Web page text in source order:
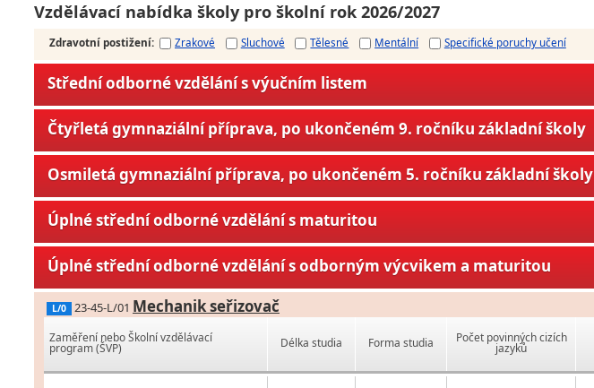
Vzdělávací nabídka školy pro školní rok 2026/2027
Zdravotní postižení: Zrakové Sluchové Tělesné Mentální Specifické poruchy učení
Střední odborné vzdělání s výučním listem
Čtyřletá gymnaziální příprava, po ukončeném 9. ročníku základní školy
Osmiletá gymnaziální příprava, po ukončeném 5. ročníku základní školy
Úplné střední odborné vzdělání s maturitou
Úplné střední odborné vzdělání s odborným výcvikem a maturitou
L/0 23-45-L/01 Mechanik seřizovač
Zaměření nebo Školní vzdělávací
program (ŠVP) Délka studia Forma studia Počet povinných cizích
jazyků